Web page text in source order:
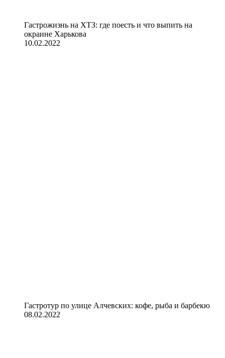
Гастрожизнь на ХТЗ: где поесть и что выпить на
окраине Харькова
10.02.2022
Гастротур по улице Алчевских: кофе, рыба и барбекю
08.02.2022